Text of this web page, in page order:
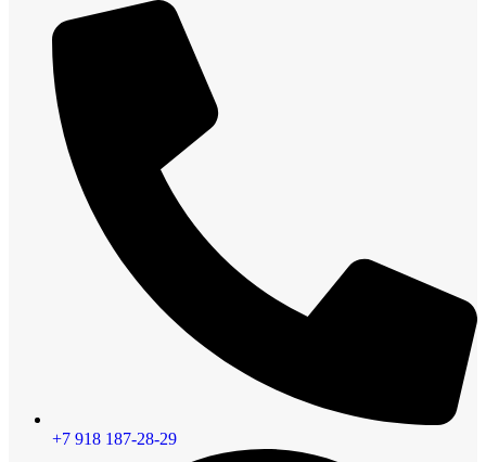
+7 918 187-28-29